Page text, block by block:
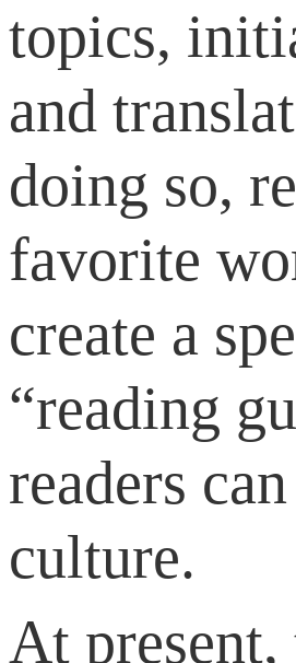
topics,
and
doing so,
favorite
create a
“reading
readers
culture.
At